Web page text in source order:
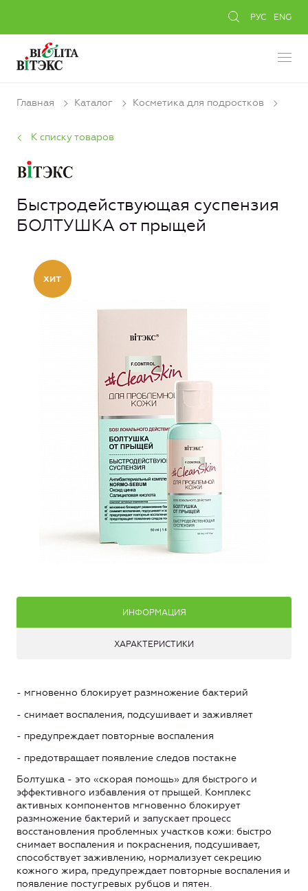
РУС ENG
Главная Каталог Косметика для подростков
К списку товаров
Быстродействующая суспензия
БОЛТУШКА от прыщей
ИНФОРМАЦИЯ
ХАРАКТЕРИСТИКИ
- мгновенно блокирует размножение бактерий
- снимает воспаления, подсушивает и заживляет
- предупреждает повторные воспаления
- предотвращает появление следов постакне
Болтушка - это «скорая помощь» для быстрого и
эффективного избавления от прыщей. Комплекс
активных компонентов мгновенно блокирует
размножение бактерий и запускает процесс
восстановления проблемных участков кожи: быстро
снимает воспаления и покраснения, подсушивает,
способствует заживлению, нормализует секрецию
кожного жира, предупреждает повторные воспаления и
появление постугревых рубцов и пятен.